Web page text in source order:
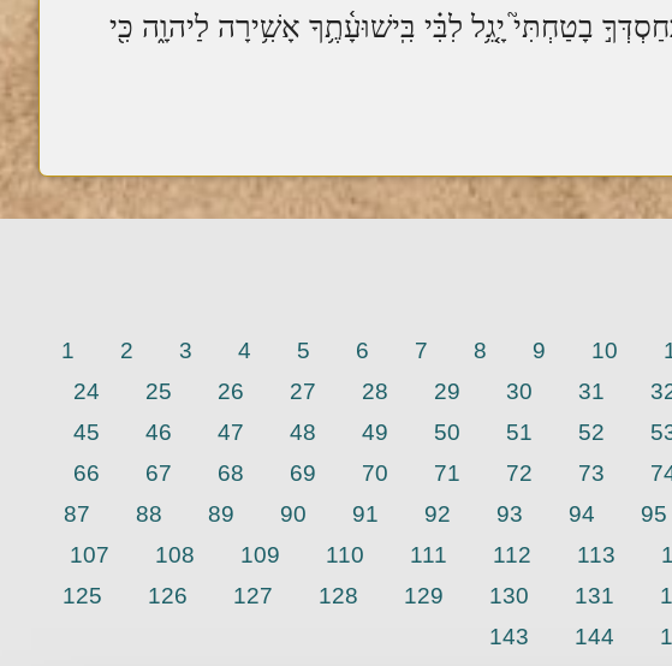
בָטַחְתִּי֮ יָ֤גֵ֥ל לִבִּ֗י בִּֽישׁוּעָ֫תֶ֥ךָ אָשִׁ֥ירָה לַיהוָ֑ה כִּ֖י
1 2 3 4 5 6 7 8 9 10
24
25 26 27 28 29 30 31
45
46 47 48 49 50 51 52
66
67 68 69 70 71 72 73
87
88 89 90 91 92 93 94 95
107
108 109 110 111 112 113
125
126 127 128 129 130 131
143
144